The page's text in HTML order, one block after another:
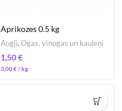
Aprikozes 0.5 kg
Augļi, Ogas, vīnogas un kauleņi
€
3,00€/